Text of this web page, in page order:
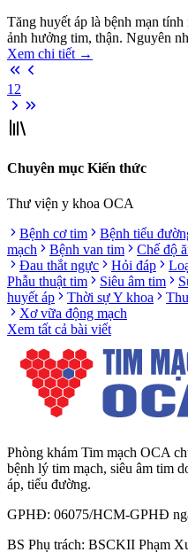
Tăng huyết áp là bệnh mạn
ảnh hưởng tim, thận. Nguyên
Xem chi tiết →
1 2
Chuyên mục Kiến thức
Thư viện y khoa OCA
Bệnh cơ tim
Bệnh tiểu
mạch
Bệnh van tim Chế độ
Đau thắt ngực
Hỏi đáp
Phẫu thuật tim
Siêu âm tim
huyết áp
Thời sự Y khoa
Xơ vữa động mạch
Xem tất cả bài viết
Phòng khám Tim mạch OCA
bệnh lý tim mạch, siêu âm tim
áp, tiểu đường.
GPHĐ: 06075/HCM-GPHĐ
BS Phụ trách: BSCKII Phạm